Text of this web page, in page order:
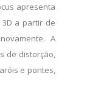
apresenta
a partir de
A
de distorção,
e pontes,